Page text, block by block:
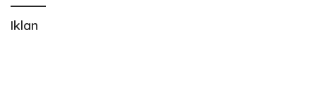
Iklan